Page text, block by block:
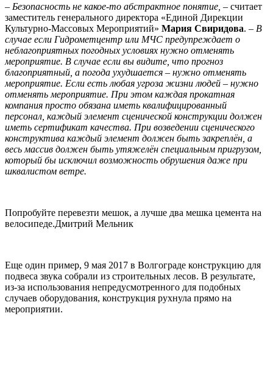
– Безопасность не какое-то абстрактное понятие, – считает
заместитель генерального директора «Единой Дирекции
Культурно-Массовых Мероприятий» Мария Свиридова. – В
случае если Гидрометцентр или МЧС предупреждает о
неблагоприятных погодных условиях нужно отменять
мероприятие. В случае если вы видите, что прогноз
благоприятный, а погода ухудшается – нужно отменять
мероприятие. Если есть любая угроза жизни людей – нужно
отменять мероприятие. При этом каждая прокатная
компания просто обязана иметь квалифицированный
персонал, каждый элемент сценической конструкции должен
иметь сертификат качества. При возведении сценического
конструктива каждый элемент должен быть закреплён, а
весь массив должен быть утяжелён специальным пригрузом,
который бы исключил возможность обрушения даже при
шквалистом ветре.
Попробуйте перевезти мешок, а лучше два мешка цемента на
велосипеде.Дмитрий Мельник
Еще один пример, 9 мая 2017 в Волгограде конструкцию для
подвеса звука собрали из строительных лесов. В результате,
из-за использования непредусмотренного для подобных
случаев оборудования, конструкция рухнула прямо на
мероприятии.